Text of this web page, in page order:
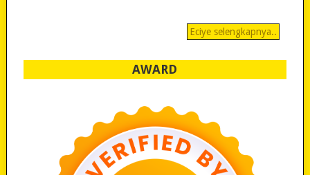
Eciye selengkapnya..
AWARD